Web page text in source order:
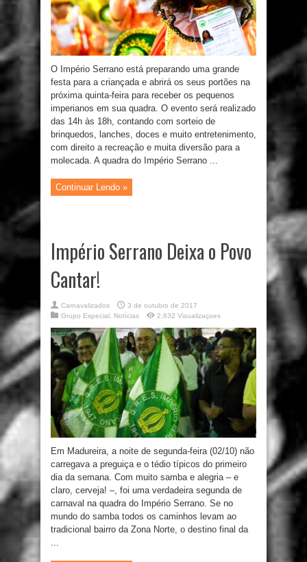
O Império Serrano está preparando uma grande
festa para a criançada e abrirá os seus portões na
próxima quinta-feira para receber os pequenos
imperianos em sua quadra. O evento será realizado
das 14h às 18h, contando com sorteio de
brinquedos, lanches, doces e muito entretenimento,
com direito a recreação e muita diversão para a
molecada. A quadra do Império Serrano ...
Continuar Lendo »
Império Serrano Deixa o Povo
Cantar!
Carnavalizados
3 de outubro de 2017
Grupo Especial
Notícias 2,632 Visualizaçoes
Em Madureira, a noite de segunda-feira (02/10) não
carregava a preguiça e o tédio típicos do primeiro
dia da semana. Com muito samba e alegria – e
claro, cerveja! –, foi uma verdadeira segunda de
carnaval na quadra do Império Serrano. Se no
mundo do samba todos os caminhos levam ao
tradicional bairro da Zona Norte, o destino final da
...